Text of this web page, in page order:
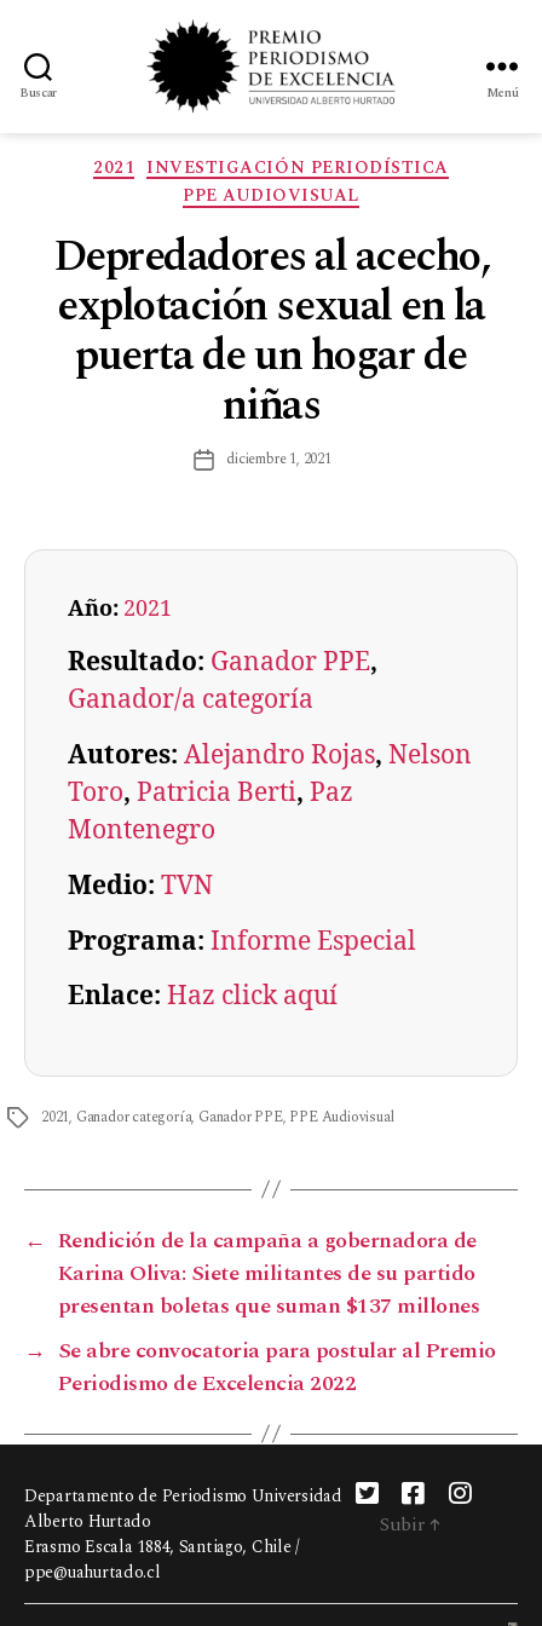
Buscar Menú
2021 INVESTIGACIÓN PERIODÍSTICA
PPE AUDIOVISUAL
Depredadores al acecho,
explotación sexual en la
puerta de un hogar de
niñas
diciembre 1, 2021
Año: 2021
Resultado: Ganador PPE
Ganador/a categoría
Autores: Alejandro Rojas, Nelson
Toro, Patricia Berti, Paz
Montenegro
Medio: TVN
Programa: Informe Especial
Enlace: Haz click aquí
2021, Ganador categoría, Ganador PPE, PPE Audiovisual
← Rendición de la campaña a gobernadora de
Karina Oliva: Siete militantes de su partido
presentan boletas que suman $137 millones
→ Se abre convocatoria para postular al Premio
Periodismo de Excelencia 2022
Departamento de Periodismo Universidad
Alberto Hurtado
Erasmo Escala 1884, Santiago, Chile /
ppe@uahurtado.cl
Subir ↑